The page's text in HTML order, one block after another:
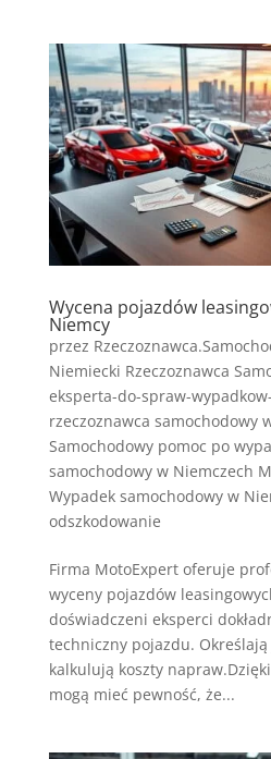
Wycena pojazdów
Niemcy
przez
Niemiecki Rzeczoznawca
eksperta-do-spraw-
rzeczoznawca samochodowy
Samochodowy pomoc po
samochodowy w Niemczech
Wypadek samochodowy w
odszkodowanie
Firma MotoExpert oferuje
wyceny pojazdów
doświadczeni eksperci
techniczny pojazdu.
kalkulują koszty
mogą mieć pewność, że...